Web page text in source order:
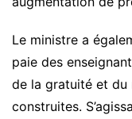
Le ministre a
paie des
de la gratuité et du
construites.